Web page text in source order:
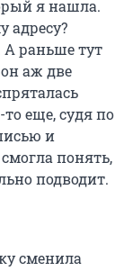
я нашла.
адресу?
раньше тут
аж две
еще, судя по
и
понять,
подводит.
сменила